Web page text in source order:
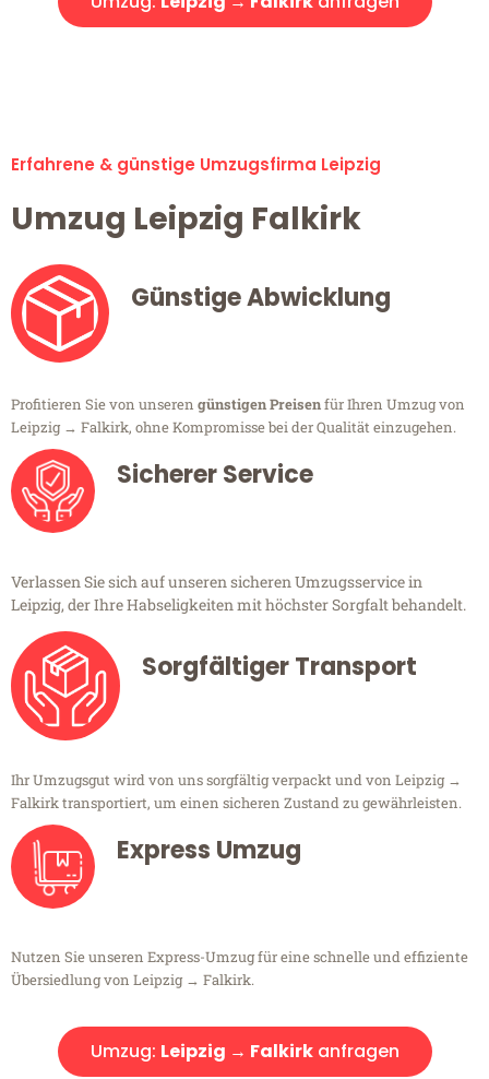
Erfahrene & günstige Umzugsfirma Leipzig
Umzug Leipzig Falkirk
Günstige Abwicklung
Profitieren Sie von unseren günstigen Preisenfür Ihren Umzug von
Leipzig → Falkirk, ohne Kompromisse bei der Qualität einzugehen.
Sicherer Service
Verlassen Sie sich auf unseren sicheren Umzugsservice in
Leipzig, der Ihre Habseligkeiten mit höchster Sorgfalt behandelt.
Sorgfältiger Transport
Ihr Umzugsgut wird von uns sorgfältig verpackt und von Leipzig →
Falkirk transportiert, um einen sicheren Zustand zu gewährleisten.
Express Umzug
Nutzen Sie unseren Express-Umzug für eine schnelle und effiziente
Übersiedlung von Leipzig → Falkirk.
Umzug: Leipzig → Falkirkanfragen